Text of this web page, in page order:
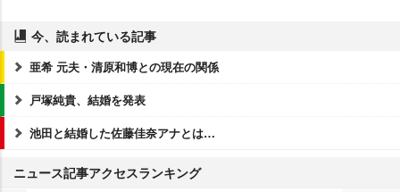
今、読まれている記事
亜希 元夫・清原和博との現在の関係
戸塚純貴、結婚を発表
池田と結婚した佐藤佳奈アナとは…
ニュース記事アクセスランキング